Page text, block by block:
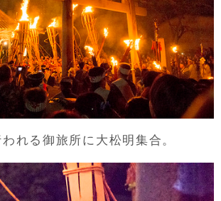
れる御旅所に大松明集合。